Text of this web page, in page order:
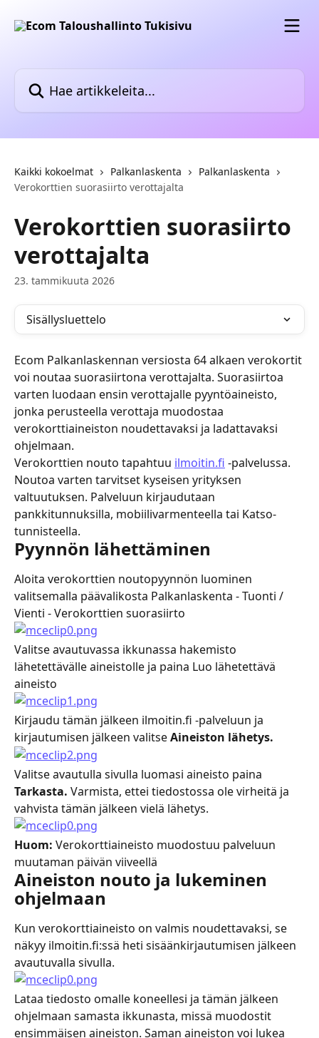
Kaikki kokoelmat Palkanlaskenta
Palkanlaskenta
Verokorttien suorasiirto verottajalta
Verokorttien suorasiirto
verottajalta
23. tammikuuta 2026
Sisällysluettelo
Ecom Palkanlaskennan versiosta 64 alkaen verokortit
voi noutaa suorasiirtona verottajalta. Suorasiirtoa
varten luodaan ensin verottajalle pyyntöaineisto,
jonka perusteella verottaja muodostaa
verokorttiaineiston noudettavaksi ja ladattavaksi
ohjelmaan.
Verokorttien nouto tapahtuu ilmoitin.fi -palvelussa.
Noutoa varten tarvitset kyseisen yrityksen
valtuutuksen. Palveluun kirjaudutaan
pankkitunnuksilla, mobiilivarmenteella tai Katso-
tunnisteella.
Pyynnön lähettäminen
Aloita verokorttien noutopyynnön luominen
valitsemalla päävalikosta Palkanlaskenta - Tuonti /
Vienti - Verokorttien suorasiirto
Valitse avautuvassa ikkunassa hakemisto
lähetettävälle aineistolle ja paina Luo lähetettävä
aineisto
Kirjaudu tämän jälkeen ilmoitin.fi -palveluun ja
kirjautumisen jälkeen valitse Aineiston lähetys.
Valitse avautulla sivulla luomasi aineisto paina
Tarkasta. Varmista, ettei tiedostossa ole virheitä ja
vahvista tämän jälkeen vielä lähetys.
Huom: Verokorttiaineisto muodostuu palveluun
muutaman päivän viiveellä
Aineiston nouto ja lukeminen
ohjelmaan
Kun verokorttiaineisto on valmis noudettavaksi, se
näkyy ilmoitin.fi:ssä heti sisäänkirjautumisen jälkeen
avautuvalla sivulla.
Lataa tiedosto omalle koneellesi ja tämän jälkeen
ohjelmaan samasta ikkunasta, missä muodostit
ensimmäisen aineiston. Saman aineiston voi lukea